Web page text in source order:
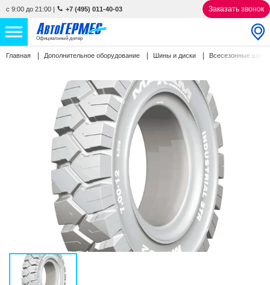
с 9:00 до 21:00 | +7 (495) 011-40-03 Заказать звонок
Официальный дилер
НОВЫЕ АВТОМОБИЛИ 4846 авто
С ПРОБЕГОМ 848 авто
О КОМПАНИИ
Избранное
Главная Дополнительное оборудование Шины и диски Всесезонные